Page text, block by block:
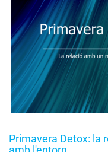
Primavera Detox: la